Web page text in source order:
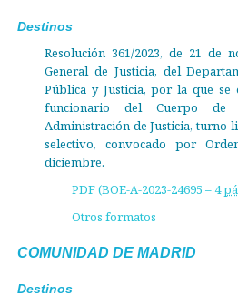
Destinos
Resolución 361/2023, de 21 de
General de Justicia, del
Pública y Justicia, por la que
funcionario del Cuerpo
Administración de Justicia, turno
selectivo, convocado por
diciembre.
PDF (BOE-A-2023-24695 – 4
Otros formatos
COMUNIDAD DE MADRID
Destinos